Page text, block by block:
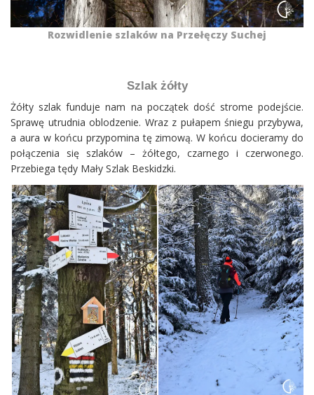
Rozwidlenie szlaków na Przełęczy Suchej
Szlak żółty
Żółty szlak funduje nam na początek dość strome podejście.
Sprawę utrudnia oblodzenie. Wraz z pułapem śniegu przybywa,
a aura w końcu przypomina tę zimową. W końcu docieramy do
połączenia się szlaków – żółtego, czarnego i czerwonego.
Przebiega tędy Mały Szlak Beskidzki.